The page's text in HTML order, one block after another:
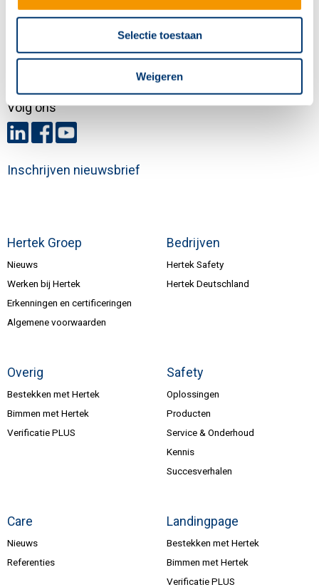
Selectie toestaan
Weigeren
Hertek Groep
Nieuws
Werken bij Hertek
Erkenningen en certificeringen
Algemene voorwaarden
Bedrijven
Hertek Safety
Hertek Deutschland
Overig
Bestekken met Hertek
Bimmen met Hertek
Verificatie PLUS
Safety
Oplossingen
Producten
Service & Onderhoud
Kennis
Succesverhalen
Care
Nieuws
Referenties
Landingpage
Bestekken met Hertek
Bimmen met Hertek
Verificatie PLUS
6003 DE Weert
Volg ons
Inschrijven nieuwsbrief